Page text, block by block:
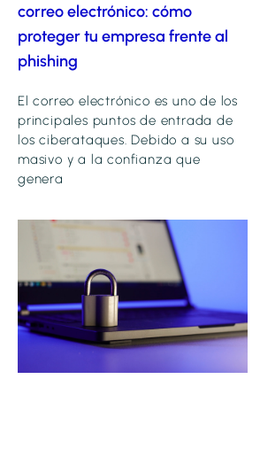
correo electrónico: cómo
proteger tu empresa frente al
phishing
El correo electrónico es uno de los
principales puntos de entrada de
los ciberataques. Debido a su uso
masivo y a la confianza que
genera